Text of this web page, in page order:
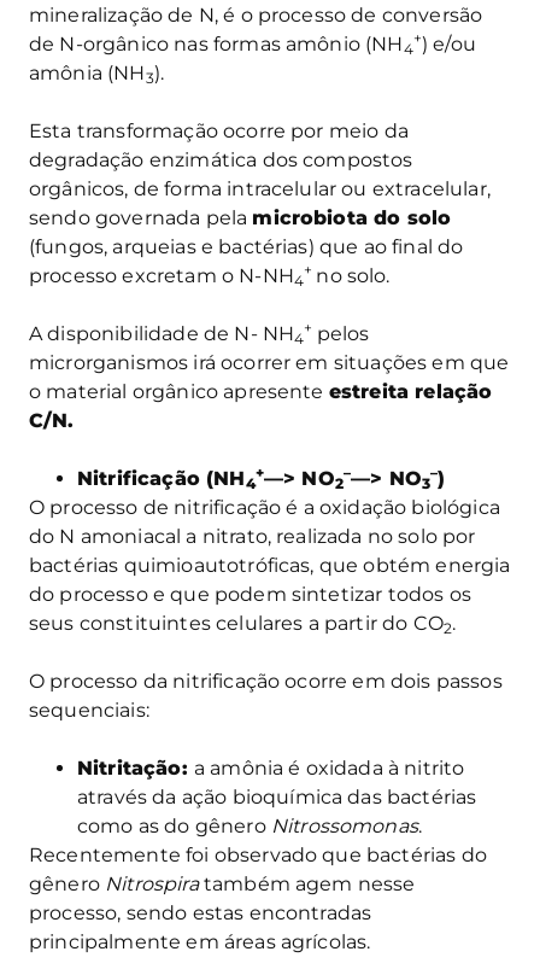
mineralização de N, é o processo de conversão
de N-orgânico nas formas amônio (NH4
+) e/ou
amônia (NH3).
Esta transformação ocorre por meio da
degradação enzimática dos compostos
orgânicos, de forma intracelular ou extracelular,
sendo governada pela microbiota do solo
(fungos, arqueias e bactérias) que ao final do
processo excretam o N-NH4
+ no solo.
A disponibilidade de N- NH4
+ pelos
microrganismos irá ocorrer em situações em que
o material orgânico apresente estreita relação
C/N.
Nitrificação (NH4
+—> NO2
–—> NO3
–)
O processo de nitrificação é a oxidação biológica
do N amoniacal a nitrato, realizada no solo por
bactérias quimioautotróficas, que obtém energia
do processo e que podem sintetizar todos os
seus constituintes celulares a partir do CO2.
O processo da nitrificação ocorre em dois passos
sequenciais:
Nitritação: a amônia é oxidada à nitrito
através da ação bioquímica das bactérias
como as do gênero Nitrossomonas.
Recentemente foi observado que bactérias do
gênero Nitrospiratambém agem nesse
processo, sendo estas encontradas
principalmente em áreas agrícolas.